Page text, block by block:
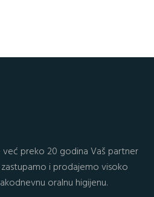
već preko 20 godina Vaš partner
i prodajemo visoko
oralnu higijenu.